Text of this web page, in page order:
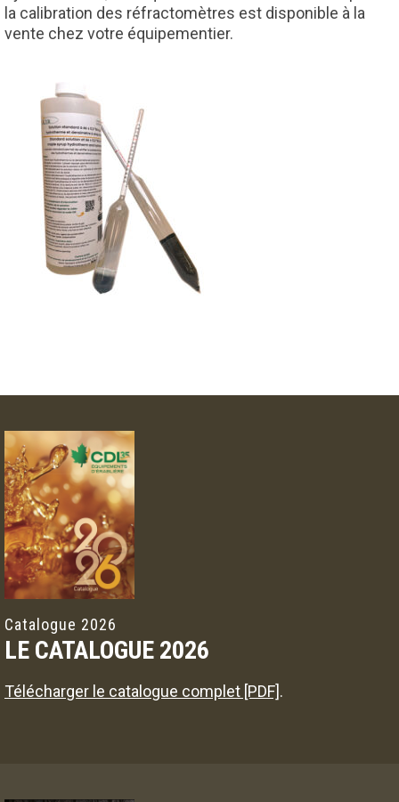
la calibration des réfractomètres est disponible à la
vente chez votre équipementier.
Catalogue 2026
LE CATALOGUE 2026
Télécharger le catalogue complet [PDF].